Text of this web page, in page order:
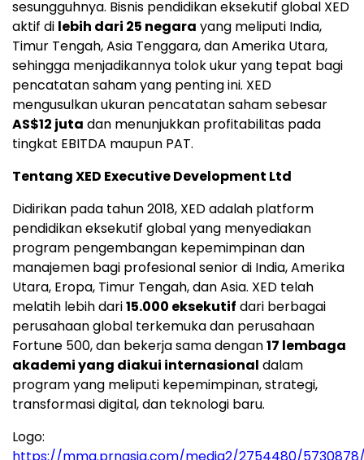
sesungguhnya. Bisnis pendidikan eksekutif global XED
aktif di lebih dari 25 negara yang meliputi India,
Timur Tengah, Asia Tenggara, dan Amerika Utara,
sehingga menjadikannya tolok ukur yang tepat bagi
pencatatan saham yang penting ini. XED
mengusulkan ukuran pencatatan saham sebesar
AS$12 juta dan menunjukkan profitabilitas pada
tingkat EBITDA maupun PAT.
Tentang XED Executive Development Ltd
Didirikan pada tahun 2018, XED adalah platform
pendidikan eksekutif global yang menyediakan
program pengembangan kepemimpinan dan
manajemen bagi profesional senior di India, Amerika
Utara, Eropa, Timur Tengah, dan Asia. XED telah
melatih lebih dari15.000 eksekutif dari berbagai
perusahaan global terkemuka dan perusahaan
Fortune 500, dan bekerja sama dengan17 lembaga
akademi yang diakui internasional dalam
program yang meliputi kepemimpinan, strategi,
transformasi digital, dan teknologi baru.
Logo:
https://mma.prnasia.com/media2/2754480/5730878/